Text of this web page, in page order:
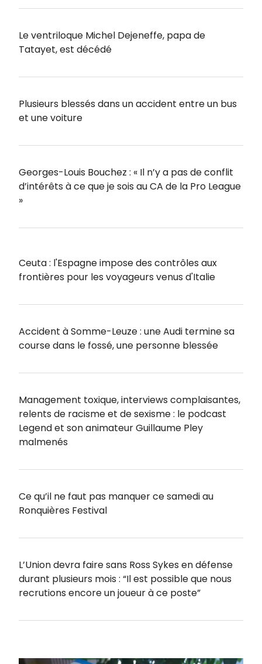
Le ventriloque Michel Dejeneffe, papa de
Tatayet, est décédé
Plusieurs blessés dans un accident entre un bus
et une voiture
Georges-Louis Bouchez : « Il n’y a pas de conflit
d’intérêts à ce que je sois au CA de la Pro League
»
Ceuta : l'Espagne impose des contrôles aux
frontières pour les voyageurs venus d'Italie
Accident à Somme-Leuze : une Audi termine sa
course dans le fossé, une personne blessée
Management toxique, interviews complaisantes,
relents de racisme et de sexisme : le podcast
Legend et son animateur Guillaume Pley
malmenés
Ce qu’il ne faut pas manquer ce samedi au
Ronquières Festival
L’Union devra faire sans Ross Sykes en défense
durant plusieurs mois : “Il est possible que nous
recrutions encore un joueur à ce poste”